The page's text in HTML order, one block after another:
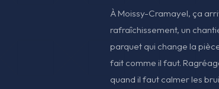
À Moissy-Cramayel, ça
rafraîchissement, un
parquet qui change la
fait comme il faut.
quand il faut calmer les